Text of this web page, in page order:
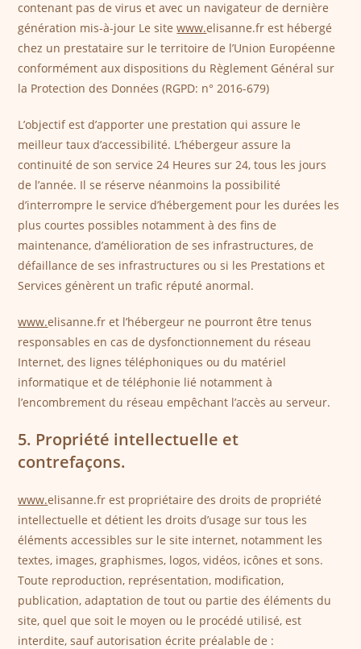
contenant pas de virus et avec un navigateur de dernière
génération mis-à-jour Le sitewww.elisanne.fr est hébergé
chez un prestataire sur le territoire de l’Union Européenne
conformément aux dispositions du Règlement Général sur
la Protection des Données (RGPD: n° 2016-679)
L’objectif est d’apporter une prestation qui assure le
meilleur taux d’accessibilité. L’hébergeur assure la
continuité de son service 24 Heures sur 24, tous les jours
de l’année. Il se réserve néanmoins la possibilité
d’interrompre le service d’hébergement pour les durées les
plus courtes possibles notamment à des fins de
maintenance, d’amélioration de ses infrastructures, de
défaillance de ses infrastructures ou si les Prestations et
Services génèrent un trafic réputé anormal.
www.elisanne.fr et l’hébergeur ne pourront être tenus
responsables en cas de dysfonctionnement du réseau
Internet, des lignes téléphoniques ou du matériel
informatique et de téléphonie lié notamment à
l’encombrement du réseau empêchant l’accès au serveur.
5. Propriété intellectuelle et
contrefaçons.
www.elisanne.fr est propriétaire des droits de propriété
intellectuelle et détient les droits d’usage sur tous les
éléments accessibles sur le site internet, notamment les
textes, images, graphismes, logos, vidéos, icônes et sons.
Toute reproduction, représentation, modification,
publication, adaptation de tout ou partie des éléments du
site, quel que soit le moyen ou le procédé utilisé, est
interdite, sauf autorisation écrite préalable de :